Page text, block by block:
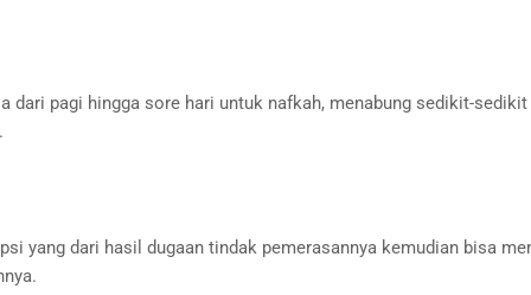
dari pagi hingga sore hari untuk nafkah, menabung sedikit-
yang dari hasil dugaan tindak pemerasannya kemudian bisa